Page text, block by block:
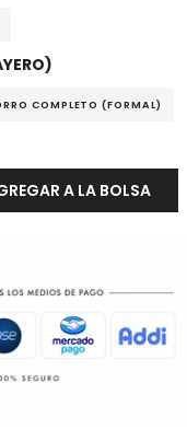
COMPLETO (FORMAL)
A LA BOLSA